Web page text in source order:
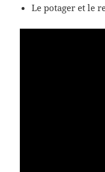
Le potager et le